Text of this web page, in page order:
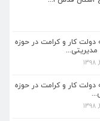
دولت کار و کرامت در حوزه
مدیریتی...
دولت کار و کرامت در حوزه